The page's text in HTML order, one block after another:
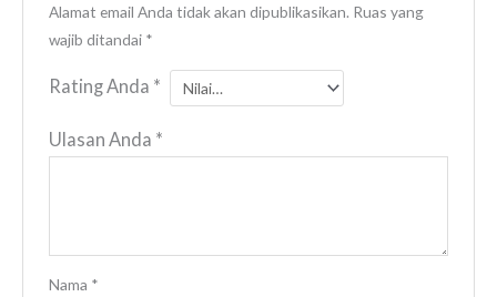
Alamat email Anda tidak akan dipublikasikan. Ruas yang
wajib ditandai *
Rating Anda *
Ulasan Anda *
Nama *